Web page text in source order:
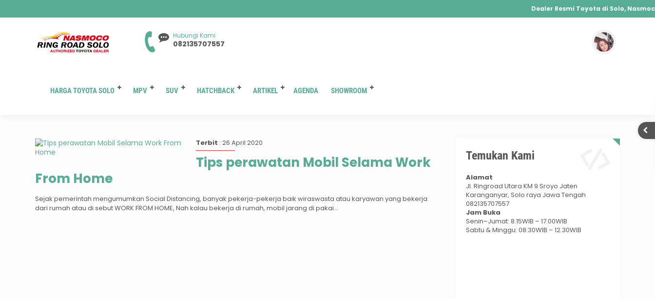
Dealer Resmi Toyota di Solo, Nasmoco
Agya, Calya, Fortuner, Rush, Sienta, Yaris,
Hybrid, Yaris Cross Hybrid, Alphard Hybrid
Hubungi Kami
082135707557
HARGA TOYOTA SOLO MPV SUV HATCHBACK ARTIKEL AGENDA SHOWROOM
Tag:bengkel nasmoco ring road solo
Terbit : 26 April 2020
Tips perawatan Mobil Selama Work
From Home
Sejak pemerintah mengumumkan Social Distancing, banyak pekerja-pekerja baik wiraswasta atau karyawan yang bekerja
dari rumah atau di sebut WORK FROM HOME, Nah kalau bekerja di rumah, mobil jarang di pakai...
Temukan Kami
Alamat
Jl. Ringroad Utara KM 9 Sroyo Jaten
Karanganyar, Solo raya Jawa Tengah
082135707557
Jam Buka
Senin–Jumat: 8.15WIB – 17.00WIB
Sabtu & Minggu: 08:30WIB – 12.30WIB